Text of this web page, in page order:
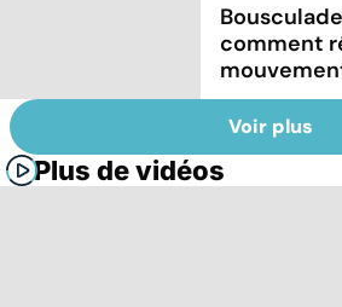
comment
Voir plus
Plus de vidéos